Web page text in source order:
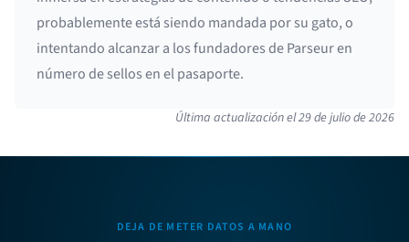
probablemente está siendo mandada por su gato, o
intentando alcanzar a los fundadores de Parseur en
número de sellos en el pasaporte.
Última actualización el29 de julio de 2026
DEJA DE METER DATOS A MANO